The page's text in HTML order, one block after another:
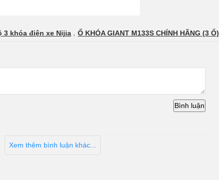
3 khóa điện xe Nijia , Ổ KHÓA GIANT M133S CHÍNH HÃNG (3 Ổ)
Xem thêm bình luận khác...